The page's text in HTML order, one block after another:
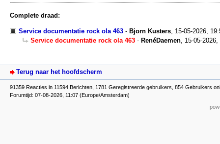
Complete draad:
Service documentatie rock ola 463 - Bjorn Kusters 15-05-2026,
Service documentatie rock ola 463 - RenéDaemen 15-05-2026,
Terug naar het hoofdscherm
91359 Reacties in 11594 Berichten, 1781 Geregistreerde gebruikers, 854 Gebruikers
Forumtijd: 07-08-2026, 11:07 (Europe/Amsterdam)